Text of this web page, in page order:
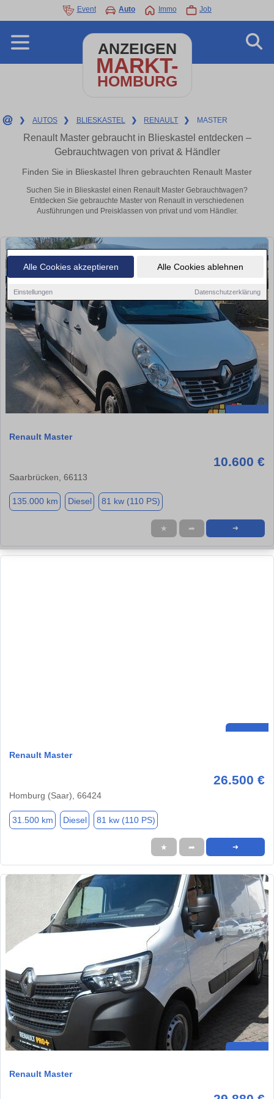
Alle Cookies akzeptieren Alle Cookies ablehnen
Einstellungen Datenschutzerklärung
Event Auto Immo Job
ANZEIGEN
MARKT-
HOMBURG
❯ AUTOS ❯ BLIESKASTEL ❯ RENAULT ❯ MASTER
Renault Master gebraucht in Blieskastel entdecken –
Gebrauchtwagen von privat & Händler
Finden Sie in Blieskastel Ihren gebrauchten Renault Master
Suchen Sie in Blieskastel einen Renault Master Gebrauchtwagen?
Entdecken Sie gebrauchte Master von Renault in verschiedenen
Ausführungen und Preisklassen von privat und vom Händler.
Renault Master
10.600 €
Saarbrücken, 66113
135.000 km Diesel 81 kw (110 PS)
★ ➦ ➜
Renault Master
26.500 €
Homburg (Saar), 66424
31.500 km Diesel 81 kw (110 PS)
★ ➦ ➜
Renault Master